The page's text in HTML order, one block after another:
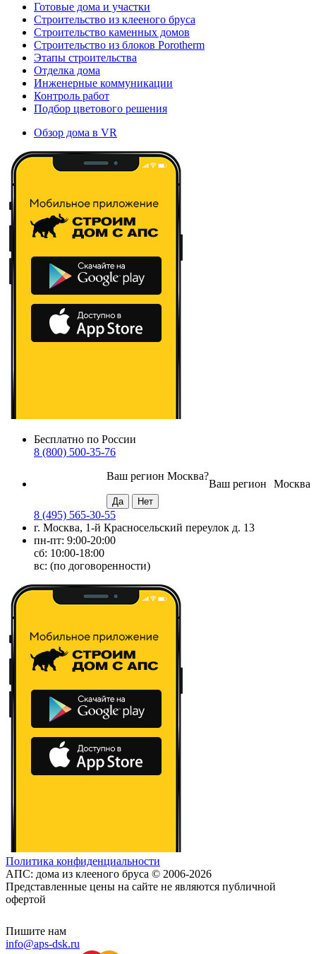
Готовые дома и участки
Строительство из клееного бруса
Строительство каменных домов
Строительство из блоков Porotherm
Этапы строительства
Отделка дома
Инженерные коммуникации
Контроль работ
Подбор цветового решения
Обзор дома в VR
Бесплатно по России
8 (800) 500-35-76
Москва
Ваш регион
Ваш регион Москва?
8 (495) 565-30-55
г. Москва, 1-й Красносельский переулок д. 13
пн-пт: 9:00-20:00
сб: 10:00-18:00
вс: (по договоренности)
Политика конфиденциальности
АПС: дома из клееного бруса © 2006-2026
Представленные цены на сайте не являются публичной
офертой
Пишите нам
info@aps-dsk.ru